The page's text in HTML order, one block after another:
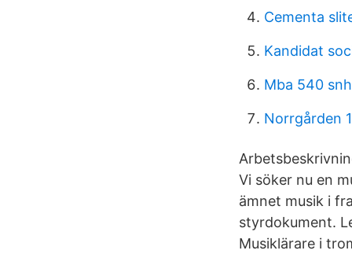
Cementa
Kandidat
Mba 540
Norrgården
Vi söker nu en
ämnet musik i
styrdokument.
Musiklärare i